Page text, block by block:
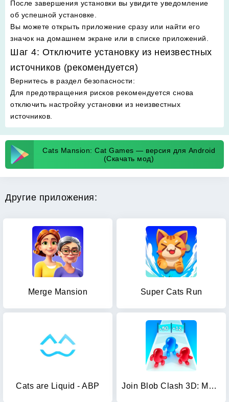
После завершения установки вы увидите уведомление
об успешной установке.
Вы можете открыть приложение сразу или найти его
значок на домашнем экране или в списке приложений.
Шаг 4: Отключите установку из неизвестных
источников (рекомендуется)
Вернитесь в раздел безопасности:
Для предотвращения рисков рекомендуется снова
отключить настройку установки из неизвестных
источников.
Cats Mansion: Cat Games — версия для Android
(Скачать мод)
Другие приложения:
Merge Mansion Super Cats Run
Cats are Liquid - ABP Join Blob Clash 3D: Mob Runner